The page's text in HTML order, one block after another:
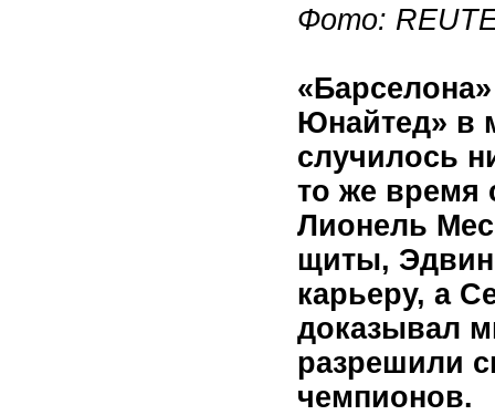
Фото:
Юнайтед» в
случилось
то же время
Лионель
щиты,
карьеру, а
доказывал
разрешили
чемпионов.